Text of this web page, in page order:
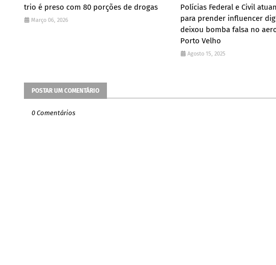
trio é preso com 80 porções de drogas
Março 06, 2026
Polícias Federal e Civil
para prender influencer
deixou bomba falsa no
Porto Velho
Agosto 15, 2025
POSTAR UM COMENTÁRIO
0 Comentários